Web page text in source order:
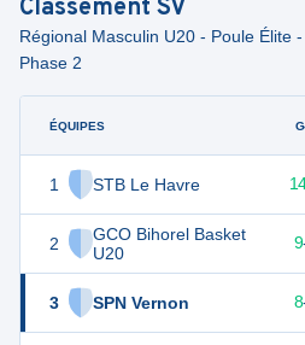
Classement SV
Régional Masculin U20 - Poule Élite
Phase 2
ÉQUIPES
1 STB Le Havre
2
GCO Bihorel Basket
U20
3 SPN Vernon
23 9
8